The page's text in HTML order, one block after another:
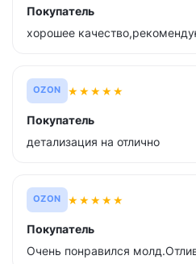
Покупатель
хорошее
OZON ★★★★★
Покупатель
детализация на отлично
OZON ★★★★★
Покупатель
Очень понравился